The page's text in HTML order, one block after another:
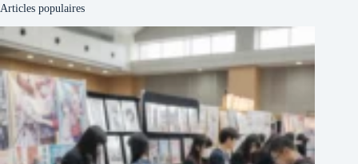
Articles populaires